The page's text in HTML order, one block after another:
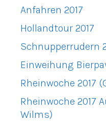
Anfahren 2017
Hollandtour 2017
Schnupperrudern
Einweihung
Rheinwoche 2017
Rheinwoche 2017
Wilms)